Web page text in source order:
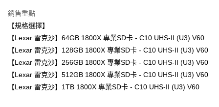
匯豐（台灣）商業銀行
聯邦商業銀行
元大商業銀行
永豐商業銀行
台新國際商業銀行
中國信託商業銀行
台灣樂天信用卡公司
臺灣中小企業銀行
匯豐（台灣）商業銀行
聯邦商業銀行
遠東國際商業銀行
元大商業銀行
永豐商業銀行
玉山商業銀行
星展（台灣）商業銀行
台灣樂天信用卡公司
上海商業儲蓄銀行
國泰世華商業銀行
臺灣中小企業銀行
匯豐（台灣）商業銀行
華泰商業銀行
聯邦商業銀行
遠東國際商業銀行
元大商業銀行
永豐商業銀行
玉山商業銀行
星展（台灣）商業銀行
台新國際商業銀行
中國信託商業銀行
LINE Pay
Apple Pay
街口支付
悠遊付
Google Pay
銷售重點
【規格選擇】
【Lexar 雷克沙】64GB 1800X 專業SD卡 - C10 UHS-II (U3) V60
【Lexar 雷克沙】128GB 1800X 專業SD卡 - C10 UHS-II (U3) V60
【Lexar 雷克沙】256GB 1800X 專業SD卡 - C10 UHS-II (U3) V60
【Lexar 雷克沙】512GB 1800X 專業SD卡 - C10 UHS-II (U3) V60
【Lexar 雷克沙】1TB 1800X 專業SD卡 - C10 UHS-II (U3) V60